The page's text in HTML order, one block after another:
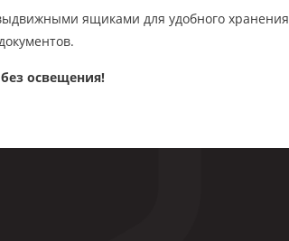
ящиками для удобного хранения
освещения!